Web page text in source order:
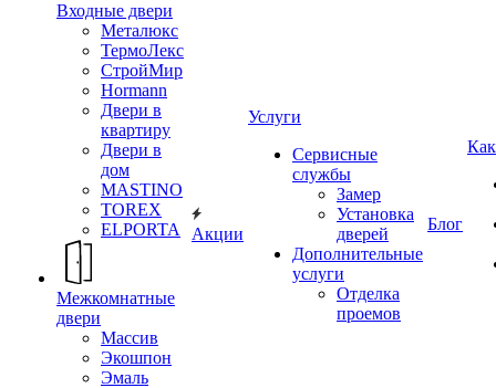
Входные двери
Металюкс
ТермоЛекс
СтройМир
Hormann
Двери в
квартиру
Двери в
дом
MASTINO
TOREX
ELPORTA
Межкомнатные
двери
Массив
Экошпон
Эмаль
Акции
Услуги
Сервисные
службы
Замер
Установка
дверей
Дополнительные
услуги
Отделка
проемов
Блог